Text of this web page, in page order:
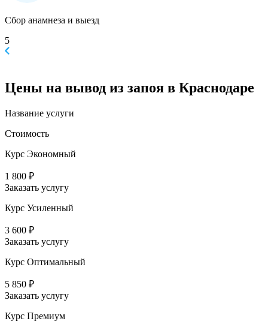
Сбор анамнеза и выезд
5
Цены на вывод из запоя в Краснодаре
Название услуги
Стоимость
Курс Экономный
1 800 ₽
Заказать услугу
Курс Усиленный
3 600 ₽
Заказать услугу
Курс Оптимальный
5 850 ₽
Заказать услугу
Курс Премиум